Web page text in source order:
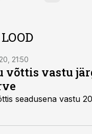
21:50
võttis vastu
seadusena vastu